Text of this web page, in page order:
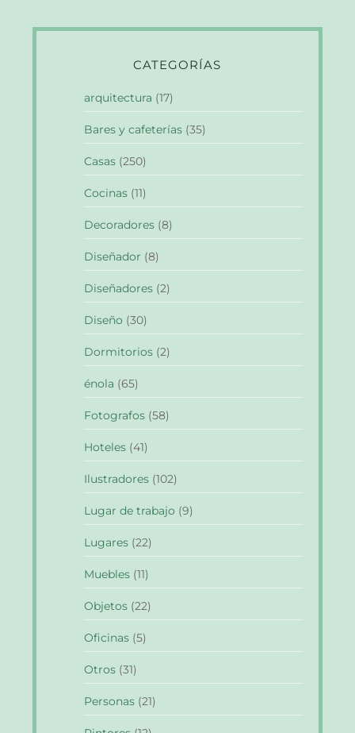
CATEGORÍAS
arquitectura (17)
Bares y cafeterías (35)
Casas (250)
Cocinas (11)
Decoradores (8)
Diseñador (8)
Diseñadores (2)
Diseño (30)
Dormitorios (2)
énola (65)
Fotografos (58)
Hoteles (41)
Ilustradores (102)
Lugar de trabajo (9)
Lugares (22)
Muebles (11)
Objetos (22)
Oficinas (5)
Otros (31)
Personas (21)